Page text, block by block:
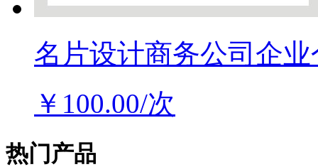
名片设计商务公司企
￥100.00/次
热门产品